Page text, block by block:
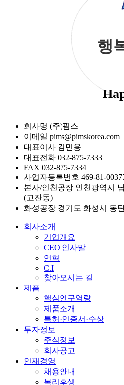
행
회사명 (주)핌스
이메일 pims@pimskorea.com
대표이사 김민용
대표전화 032-875-7333
FAX 032-875-7334
사업자등록번호 469-81-
본사/인천공장 인천광역시
(고잔동)
화성공장 경기도 화성시 동
회사소개
기업개요
CEO 인사말
연혁
C.I
찾아오시는 길
제품
핵심연구역량
제품소개
특허·인증서·수상
투자정보
주식정보
회사공고
인재경영
채용안내
복리후생